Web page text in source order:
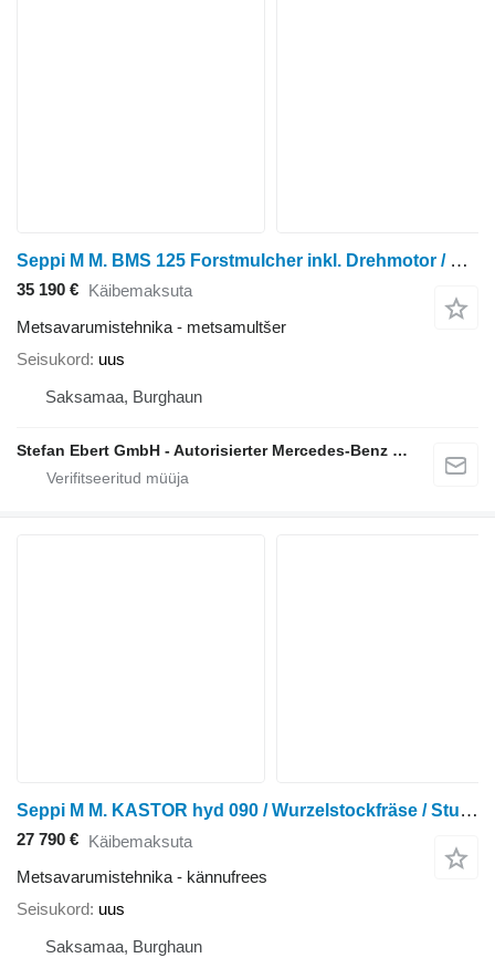
Seppi M M. BMS 125 Forstmulcher inkl. Drehmotor / NEU lage
35 190 €
Käibemaksuta
Metsavarumistehnika - metsamultšer
Seisukord uus
Saksamaa, Burghaun
Stefan Ebert GmbH - Autorisierter Mercedes-Benz Servicepartner
Seppi M M. KASTOR hyd 090 / Wurzelstockfräse / Stubbenfräs
27 790 € Käibemaksuta
Metsavarumistehnika - kännufrees
Seisukord uus
Saksamaa, Burghaun